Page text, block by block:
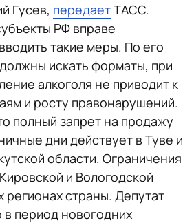
Гусев, передаетТАСС.
РФ вправе
такие меры. По его
искать форматы, при
алкоголя не приводит к
и росту правонарушений.
полный запрет на продажу
дни действует в Туве и
области. Ограничения
и Вологодской
регионах страны. Депутат
в период новогодних